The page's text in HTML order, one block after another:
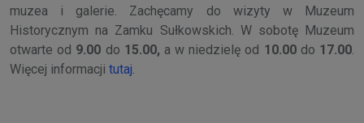
muzea i galerie. Zachęcamy do wizyty w Muzeum
Historycznym na Zamku Sułkowskich. W sobotę Muzeum
otwarte od 9.00 do 15.00, a w niedzielę od 10.00do 17.00
Więcej informacji tutaj